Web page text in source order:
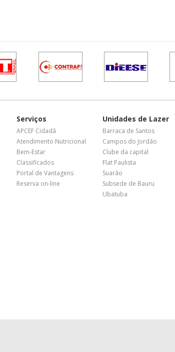
Serviços
APCEF Cidadã
Atendimento Nutricional
Bem-Estar
Classificados
Portal de Vantagens
Reserva on-line
Unidades de Lazer
Barraca de Santos
Campos do Jordão
Clube da capital
Flat Paulista
Suarão
Subsede de Bauru
Ubatuba